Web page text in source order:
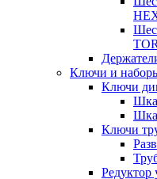
Ключи и
Ключи
Ключи
Редуктор